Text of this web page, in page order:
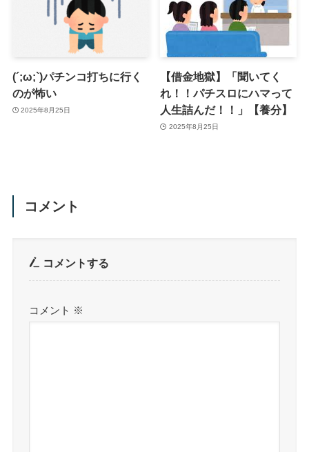
(´;ω;`)パチンコ打ちに行く
のが怖い
2025年8月25日
【借金地獄】「聞いてく
れ！！パチスロにハマって
人生詰んだ！！」【養分】
2025年8月25日
コメント
コメントする
コメント ※